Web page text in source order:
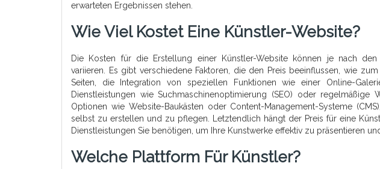
erwarteten Ergebnissen stehen.
Wie Viel Kostet Eine Künstler-Website?
Die Kosten für die Erstellung einer Künstler-Website können je nach
variieren. Es gibt verschiedene Faktoren, die den Preis beeinflussen, wie
Seiten, die Integration von speziellen Funktionen wie einer Online-
Dienstleistungen wie Suchmaschinenoptimierung (SEO) oder
Optionen wie Website-Baukästen oder Content-Management-Systeme
selbst zu erstellen und zu pflegen. Letztendlich hängt der Preis für eine
Dienstleistungen Sie benötigen, um Ihre Kunstwerke effektiv zu präsentieren
Welche Plattform Für Künstler?